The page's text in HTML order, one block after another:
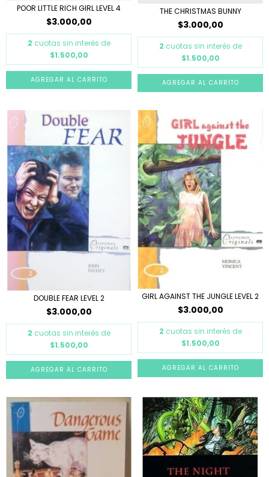
POOR LITTLE RICH GIRL LEVEL 4
$3.000,00
2 cuotas sin interés de
$1.500,00
THE CHRISTMAS BUNNY
$3.000,00
2 cuotas sin interés de
$1.500,00
DOUBLE FEAR LEVEL 2
$3.000,00
2 cuotas sin interés de
$1.500,00
GIRL AGAINST THE JUNGLE LEVEL 2
$3.000,00
2 cuotas sin interés de
$1.500,00